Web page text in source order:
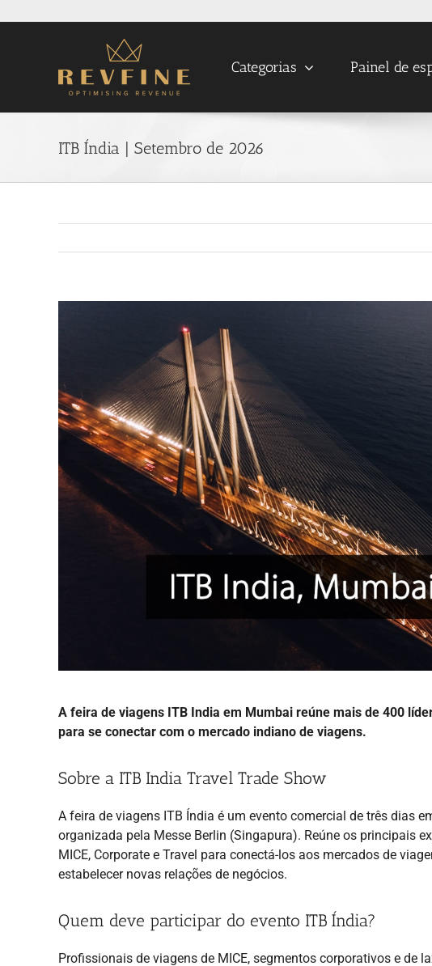
Categorias Painel de
ITB Índia | Setembro de 2026
A feira de viagens ITB India em Mumbai reúne mais de 400
para se conectar com o mercado indiano de viagens.
Sobre a ITB India Travel Trade Show
A feira de viagens ITB Índia é um evento comercial de três dias
organizada pela Messe Berlin (Singapura). Reúne os principais
MICE, Corporate e Travel para conectá-los aos mercados de
estabelecer novas relações de negócios.
Quem deve participar do evento ITB Índia?
Profissionais de viagens de MICE, segmentos corporativos e de